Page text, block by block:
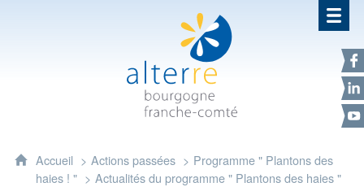
Alterre Bourgogne Franche-
Accueil Actions passées
Programme " Plantons des
haies ! "
Actualités du programme " Plantons des haies "